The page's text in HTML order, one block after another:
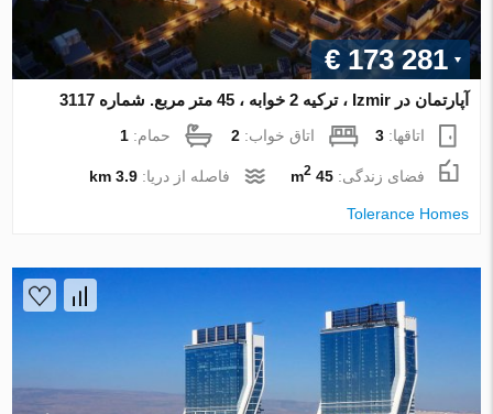
€ 173 281
آپارتمان در Izmir ، ترکیه 2 خوابه ، 45 متر مربع. شماره 3117
اتاقها:3 اتاق خواب:2 حمام:1
فضای زندگی:45 m
2 فاصله از دریا:3.9 km
Tolerance Homes